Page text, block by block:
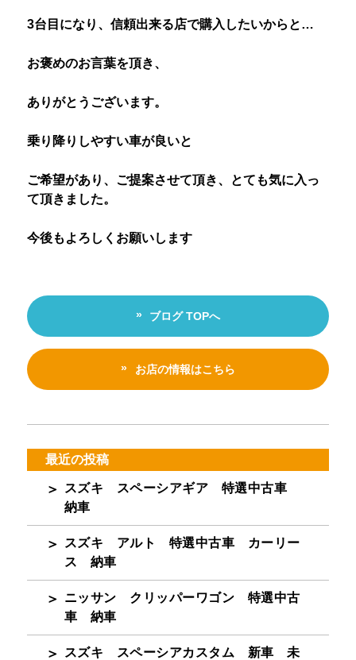
3台目になり、信頼出来る店で購入したいからと…
お褒めのお言葉を頂き、
ありがとうございます。
乗り降りしやすい車が良いと
ご希望があり、ご提案させて頂き、とても気に入っ
て頂きました。
今後もよろしくお願いします
ブログ TOPへ
お店の情報はこちら
最近の投稿
スズキ スペーシアギア 特選中古車
納車
スズキ アルト 特選中古車 カーリー
ス 納車
ニッサン クリッパーワゴン 特選中古
車 納車
スズキ スペーシアカスタム 新車 未